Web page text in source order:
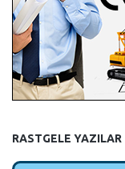
RASTGELE YAZILAR